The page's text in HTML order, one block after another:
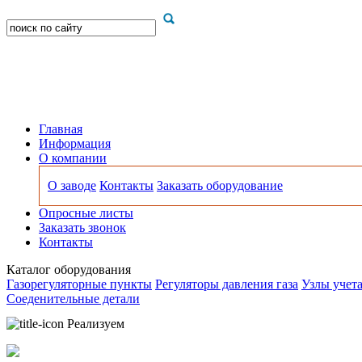
Главная
Информация
О компании
О заводе Контакты Заказать оборудование
Опросные листы
Заказать звонок
Контакты
Каталог оборудования
Газорегуляторные пункты Регуляторы давления газа Узлы
Соеденительные детали
Реализуем